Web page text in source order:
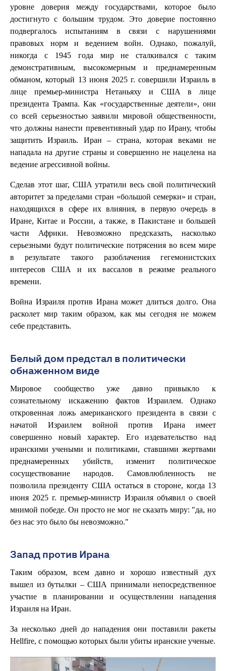
уровне доверия между государствами, которое было
достигнуто с большим трудом. Это доверие постоянно
подвергалось испытаниям в связи с нарушениями
правовых норм и ведением войн. Однако, пожалуй,
никогда с 1945 года мир не сталкивался с таким
демонстративным, высокомерным и преднамеренным
обманом, который 13 июня 2025 г. совершили Израиль в
лице премьер-министра Нетаньяху и США в лице
президента Трампа. Как «государственные деятели», они
со всей серьезностью заявили мировой общественности,
что должны нанести превентивный удар по Ирану, чтобы
защитить Израиль. Иран – страна, которая веками не
нападала на другие страны и совершенно не нацелена на
ведение агрессивной войны.
Сделав этот шаг, США утратили весь свой политический
авторитет за пределами стран «большой семерки» и стран,
находящихся в сфере их влияния, в первую очередь в
Иране, Китае и России, а также, в Пакистане и большей
части Африки. Невозможно предсказать, насколько
серьезными будут политические потрясения во всем мире
в результате такого разоблачения гегемонистских
интересов США и их вассалов в режиме реального
времени.
Война Израиля против Ирана может длиться долго. Она
расколет мир таким образом, как мы сегодня не можем
себе представить.
Белый дом предстал в политически
обнаженном виде
Мировое сообщество уже давно привыкло к
сознательному искажению фактов Израилем. Однако
откровенная ложь американского президента в связи с
начатой Израилем войной против Ирана имеет
совершенно новый характер. Его издевательство над
иранскими учеными и политиками, ставшими жертвами
преднамеренных убийств, изменит политическое
сосуществование народов. Cамовлюбленность не
позволила президенту США остаться в стороне, когда 13
июня 2025 г. премьер-министр Израиля объявил о своей
мнимой победе. Он просто не мог не сказать миру: "да, но
без нас это было бы невозможно."
Запад против Ирана
Таким образом, всем давно и хорошо известный дух
вышел из бутылки – США принимали непосредственное
участие в планировании и осуществлении нападения
Израиля на Иран.
За несколько дней до нападения они поставили ракеты
Hellfire, с помощью которых были убиты иранские ученые.